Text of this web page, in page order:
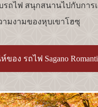
ถไฟ สนุกสนานไปกับการ
มงามของหุบเขาโฮซุ
ของ รถไฟ Sagano